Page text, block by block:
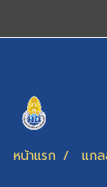
หน้าแรก แก